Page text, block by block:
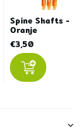
Spine Shafts -
Oranje
€3,50